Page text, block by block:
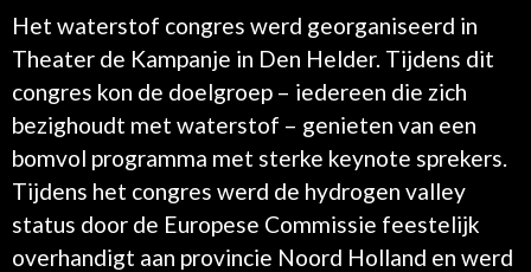
Het waterstof congres werd georganiseerd in
Theater de Kampanje in Den Helder. Tijdens dit
congres kon de doelgroep – iedereen die zich
bezighoudt met waterstof – genieten van een
bomvol programma met sterke keynote sprekers.
Tijdens het congres werd de hydrogen valley
status door de Europese Commissie feestelijk
overhandigt aan provincie Noord Holland en werd